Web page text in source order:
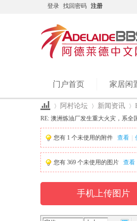
登录 找回密码 注册
门户首页 家居闲
Ad ›
阿村论坛
›
新闻资讯
›
RE: 澳洲炼油厂发生重大火灾，系
您有 1 个未使用的附件 查看
您有 369 个未使用的图片 查看
手机上传图片